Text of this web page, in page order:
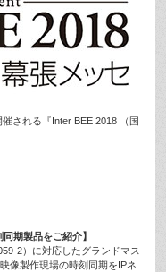
される『Inter BEE 2018 （国
期製品をご紹介】
2）に対応したグランドマス
像製作現場の時刻同期をIPネ